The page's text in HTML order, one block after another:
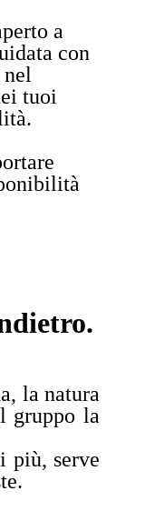
a
con
tuoi
la natura
gruppo la
più, serve